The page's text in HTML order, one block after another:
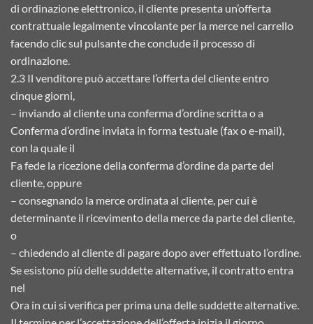
di ordinazione elettronico, il cliente presenta un’offerta
contrattuale legalmente vincolante per la merce nel carrello
facendo clic sul pulsante che conclude il processo di
ordinazione.
2.3 Il venditore può accettare l’offerta del cliente entro
cinque giorni,
– inviando al cliente una conferma d’ordine scritta o a
Conferma d’ordine inviata in forma testuale (fax o e-mail),
con la quale il
Fa fede la ricezione della conferma d’ordine da parte del
cliente, oppure
– consegnando la merce ordinata al cliente, per cui è
determinante il ricevimento della merce da parte del cliente,
o
– chiedendo al cliente di pagare dopo aver effettuato l’ordine.
Se esistono più delle suddette alternative, il contratto entra
nel
Ora in cui si verifica per prima una delle suddette alternative.